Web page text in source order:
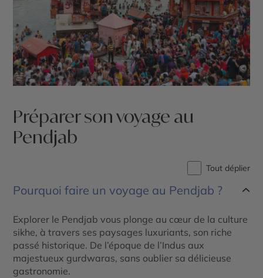
©
Préparer son voyage au
Pendjab
Tout déplier
Pourquoi faire un voyage au Pendjab ?
Explorer le Pendjab vous plonge au cœur de la culture
sikhe, à travers ses paysages luxuriants, son riche
passé historique. De l’époque de l’Indus aux
majestueux gurdwaras, sans oublier sa délicieuse
gastronomie.